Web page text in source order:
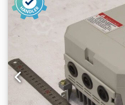
Leistung: 1,5 kW -Eingang:
Ph : 208/230 V Djdezkr
-Display: Typ